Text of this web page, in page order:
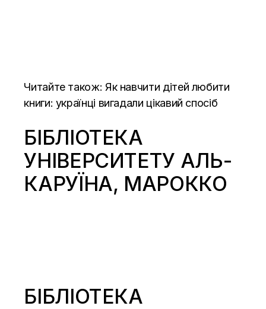
Читайте також: Як навчити дітей любити
книги: українці вигадали цікавий спосіб
БІБЛІОТЕКА
УНІВЕРСИТЕТУ АЛЬ-
КАРУЇНА, МАРОККО
БІБЛІОТЕКА